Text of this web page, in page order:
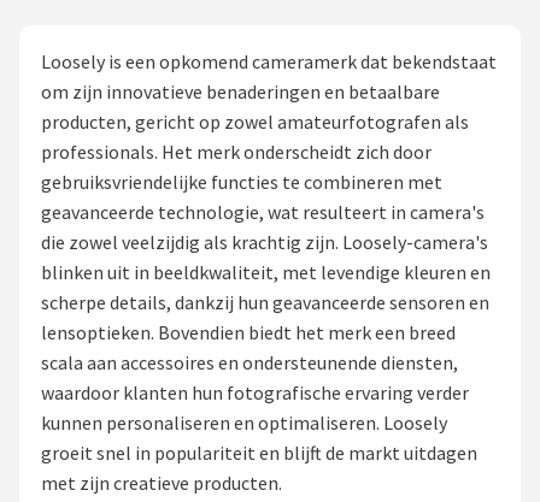
Beveiligingscamera's
Camera Deurbellen
NAS
POPULAIRE MERKEN
Eufy
Home-Locking
Reolink
Loosely is een opkomend cameramerk dat bekendstaat
om zijn innovatieve benaderingen en betaalbare
producten, gericht op zowel amateurfotografen als
professionals. Het merk onderscheidt zich door
gebruiksvriendelijke functies te combineren met
geavanceerde technologie, wat resulteert in camera's
die zowel veelzijdig als krachtig zijn. Loosely-camera's
blinken uit in beeldkwaliteit, met levendige kleuren en
scherpe details, dankzij hun geavanceerde sensoren en
lensoptieken. Bovendien biedt het merk een breed
scala aan accessoires en ondersteunende diensten,
waardoor klanten hun fotografische ervaring verder
kunnen personaliseren en optimaliseren. Loosely
groeit snel in populariteit en blijft de markt uitdagen
met zijn creatieve producten.